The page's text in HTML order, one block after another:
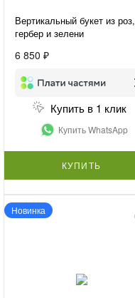
Вертикальный букет из роз,
гербер и зелени
6 850 ₽
Купить в 1 клик
Купить WhatsApp
КУПИТЬ
Новинка